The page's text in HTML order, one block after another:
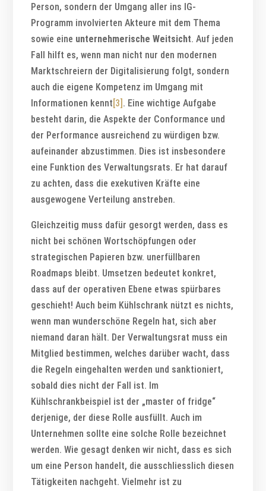
Person, sondern der Umgang aller ins IG-
Programm involvierten Akteure mit dem Thema
sowie eine unternehmerische Weitsicht. Auf jeden
Fall hilft es, wenn man nicht nur den modernen
Marktschreiern der Digitalisierung folgt, sondern
auch die eigene Kompetenz im Umgang mit
Informationen kennt [3] . Eine wichtige Aufgabe
besteht darin, die Aspekte der Conformance und
der Performance ausreichend zu würdigen bzw.
aufeinander abzustimmen. Dies ist insbesondere
eine Funktion des Verwaltungsrats. Er hat darauf
zu achten, dass die exekutiven Kräfte eine
ausgewogene Verteilung anstreben.
Gleichzeitig muss dafür gesorgt werden, dass es
nicht bei schönen Wortschöpfungen oder
strategischen Papieren bzw. unerfüllbaren
Roadmaps bleibt. Umsetzen bedeutet konkret,
dass auf der operativen Ebene etwas spürbares
geschieht! Auch beim Kühlschrank nützt es nichts,
wenn man wunderschöne Regeln hat, sich aber
niemand daran hält. Der Verwaltungsrat muss ein
Mitglied bestimmen, welches darüber wacht, dass
die Regeln eingehalten werden und sanktioniert,
sobald dies nicht der Fall ist. Im
Kühlschrankbeispiel ist der „master of fridge“
derjenige, der diese Rolle ausfüllt. Auch im
Unternehmen sollte eine solche Rolle bezeichnet
werden. Wie gesagt denken wir nicht, dass es sich
um eine Person handelt, die ausschliesslich diesen
Tätigkeiten nachgeht. Vielmehr ist zu